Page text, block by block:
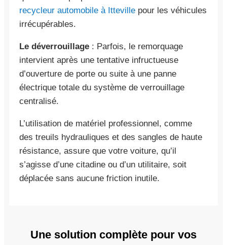
recycleur automobile à Itteville pour les véhicules
irrécupérables.
Le déverrouillage : Parfois, le remorquage
intervient après une tentative infructueuse
d’ouverture de porte ou suite à une panne
électrique totale du système de verrouillage
centralisé.
L’utilisation de matériel professionnel, comme
des treuils hydrauliques et des sangles de haute
résistance, assure que votre voiture, qu’il
s’agisse d’une citadine ou d’un utilitaire, soit
déplacée sans aucune friction inutile.
Une solution complète pour vos